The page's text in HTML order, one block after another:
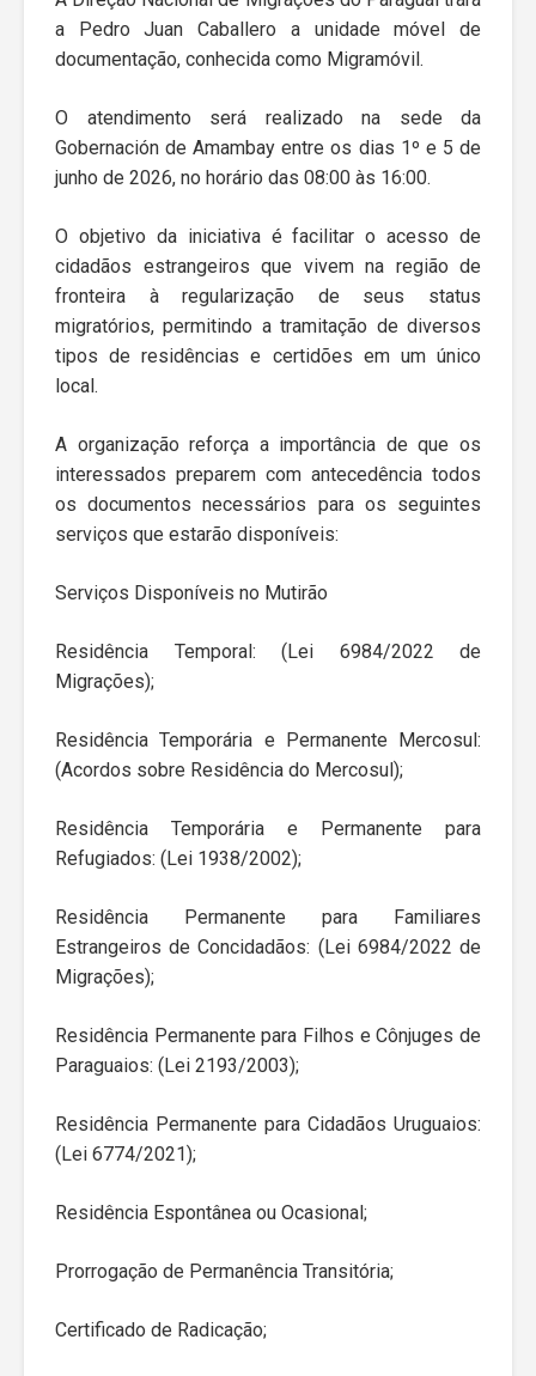
a Pedro Juan Caballero a unidade móvel de
documentação, conhecida como Migramóvil.
O atendimento será realizado na sede da
Gobernación de Amambay entre os dias 1º e 5 de
junho de 2026, no horário das 08:00 às 16:00.
O objetivo da iniciativa é facilitar o acesso de
cidadãos estrangeiros que vivem na região de
fronteira à regularização de seus status
migratórios, permitindo a tramitação de diversos
tipos de residências e certidões em um único
local.
A organização reforça a importância de que os
interessados preparem com antecedência todos
os documentos necessários para os seguintes
serviços que estarão disponíveis:
Serviços Disponíveis no Mutirão
Residência Temporal: (Lei 6984/2022 de
Migrações);
Residência Temporária e Permanente Mercosul:
(Acordos sobre Residência do Mercosul);
Residência Temporária e Permanente para
Refugiados: (Lei 1938/2002);
Residência Permanente para Familiares
Estrangeiros de Concidadãos: (Lei 6984/2022 de
Migrações);
Residência Permanente para Filhos e Cônjuges de
Paraguaios: (Lei 2193/2003);
Residência Permanente para Cidadãos Uruguaios:
(Lei 6774/2021);
Residência Espontânea ou Ocasional;
Prorrogação de Permanência Transitória;
Certificado de Radicação;